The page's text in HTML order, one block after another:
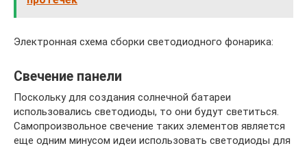
Электронная схема сборки светодиодного фонарика:
Свечение панели
Поскольку для создания солнечной батареи
использовались светодиоды, то они будут светиться.
Самопроизвольное свечение таких элементов является
еще одним минусом идеи использовать светодиоды для